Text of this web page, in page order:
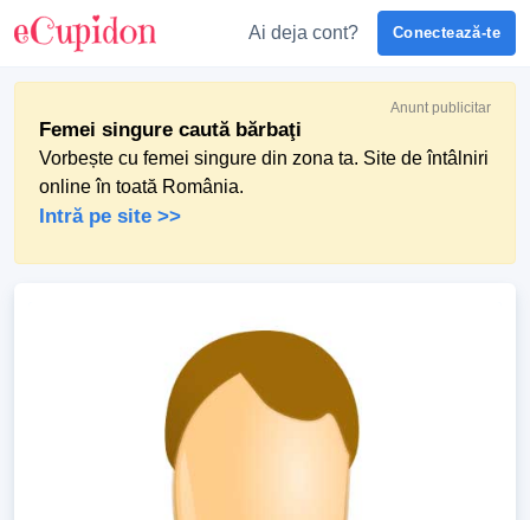
Ai deja cont? Conectează-te
Anunt publicitar
Femei singure caută bărbaţi
Vorbește cu femei singure din zona ta. Site de întâlniri
online în toată România.
Intră pe site >>